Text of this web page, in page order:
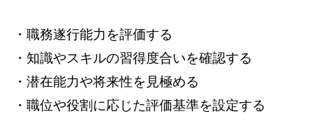
・職務遂行能力を評価する
・知識やスキルの習得度合いを確認する
・潜在能力や将来性を見極める
・職位や役割に応じた評価基準を設定する